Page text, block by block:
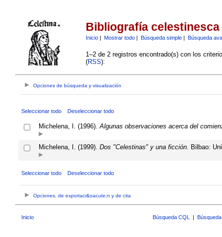
Bibliografía celestinesca
Inicio| Mostrar todo| Búsqueda simple| Búsqueda
1–2 de 2 registros encontrado(s) con los
(RSS):
Opciones de búsqueda y visualización
Seleccionar todo Deseleccionar todo
Michelena, I. (1996). Algunas observaciones acerca del
Michelena, I. (1999). Dos "Celestinas" y una ficción. Bilbao:
Seleccionar todo Deseleccionar todo
Opciones, de exportaci&oacute;n y de cita
Inicio Búsqueda CQL |